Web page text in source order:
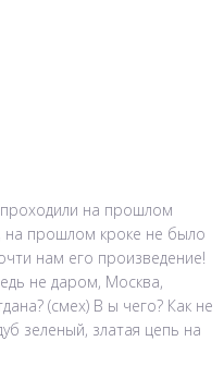
проходили на прошлом
на прошлом кроке не было
нам его произведение!
не даром, Москва,
(смех) В ы чего? Как не
зеленый, златая цепь на